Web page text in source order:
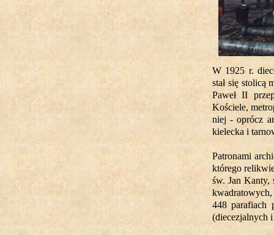
W 1925 r.
stał się stolicą
Paweł II
Kościele,
niej - oprócz
kielecka i
Patronami
którego
św. Jan Kanty,
448 parafiach
(diecezjalnych